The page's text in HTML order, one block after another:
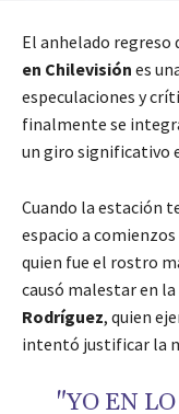
El anhelado regreso
en Chilevisión es
especulaciones y
finalmente se
un giro significativo
Cuando la estación
espacio a comienzos
quien fue el rostro
causó malestar en la
Rodríguez, quien
intentó justificar la
"YO EN